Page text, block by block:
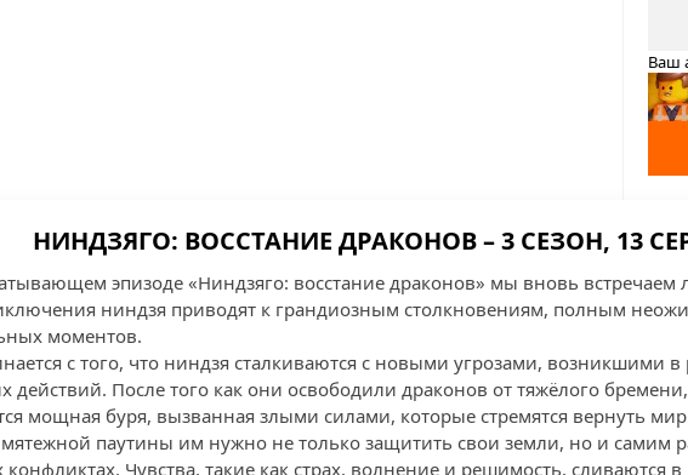
Ваш
НИНДЗЯГО: ВОССТАНИЕ ДРАКОНОВ – 3 СЕЗОН, 13
эпизоде «Ниндзяго: восстание драконов» мы вновь
ниндзя приводят к грандиозным столкновениям, полным
моментов.
с того, что ниндзя сталкиваются с новыми угрозами, возникшими в
действий. После того как они освободили драконов от тяжёлого
мощная буря, вызванная злыми силами, которые стремятся вернуть мир
паутины им нужно не только защитить свои земли, но и самим
конфликтах. Чувства, такие как страх, волнение и решимость, сливаются